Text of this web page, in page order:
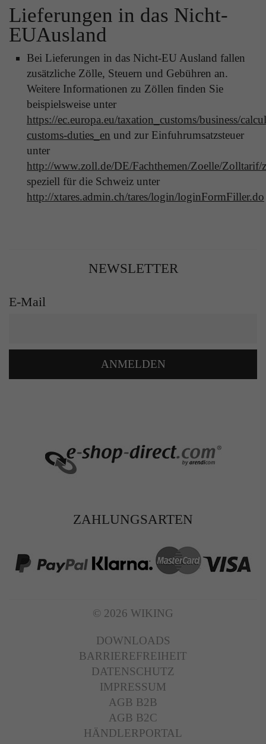
Lieferungen in das Nicht-
EUAusland
Bei Lieferungen in das Nicht-EU Ausland fallen
zusätzliche Zölle, Steuern und Gebühren an.
Weitere Informationen zu Zöllen finden Sie
beispielsweise unter
https://ec.europa.eu/taxation_customs/business/
customs-duties_en und zur Einfuhrumsatzsteuer
unter
http://www.zoll.de/DE/Fachthemen/Zoelle/
speziell für die Schweiz unter
http://xtares.admin.ch/tares/login/loginFormFiller.do
NEWSLETTER
E-Mail
ANMELDEN
ZAHLUNGSARTEN
© 2026 WIKING
DOWNLOADS
BARRIEREFREIHEIT
DATENSCHUTZ
IMPRESSUM
AGB B2B
AGB B2C
HÄNDLERPORTAL